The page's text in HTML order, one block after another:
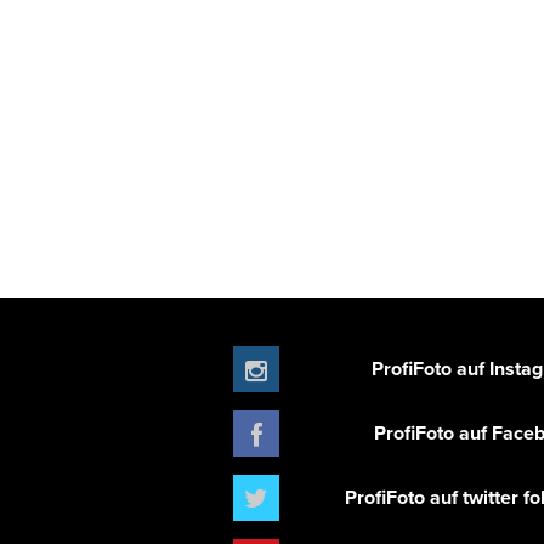
ProfiFoto auf
ProfiFoto auf
ProfiFoto auf twitter